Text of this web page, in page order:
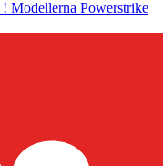
! Modellerna Powerstrike